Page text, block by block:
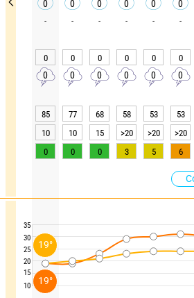
35
30
25
20
15
10
0 0 0 0 0 0
- - - - - -
0 0 0 0 0 0
0 0 0 0 0 0
85 77 68 58 53 53
10
10 15 >20 >20 >20
0
0 0 3 5 6
19°
19°